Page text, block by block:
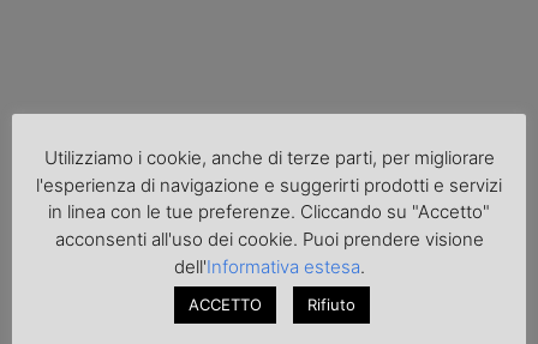
Cronaca
Utilizziamo i cookie, anche di terze parti, per migliorare
l'esperienza di navigazione e suggerirti prodotti e servizi
in linea con le tue preferenze. Cliccando su "Accetto"
acconsenti all'uso dei cookie. Puoi prendere visione
dell'Informativa estesa.
ACCETTO Rifiuto